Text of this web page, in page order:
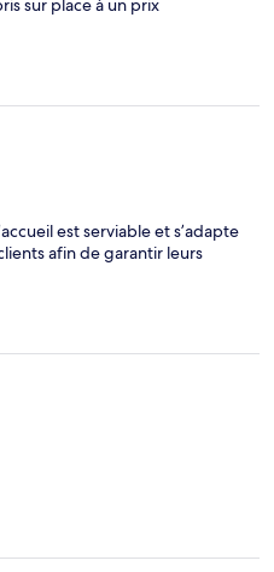
sur place à un prix
est serviable et s’adapte
afin de garantir leurs